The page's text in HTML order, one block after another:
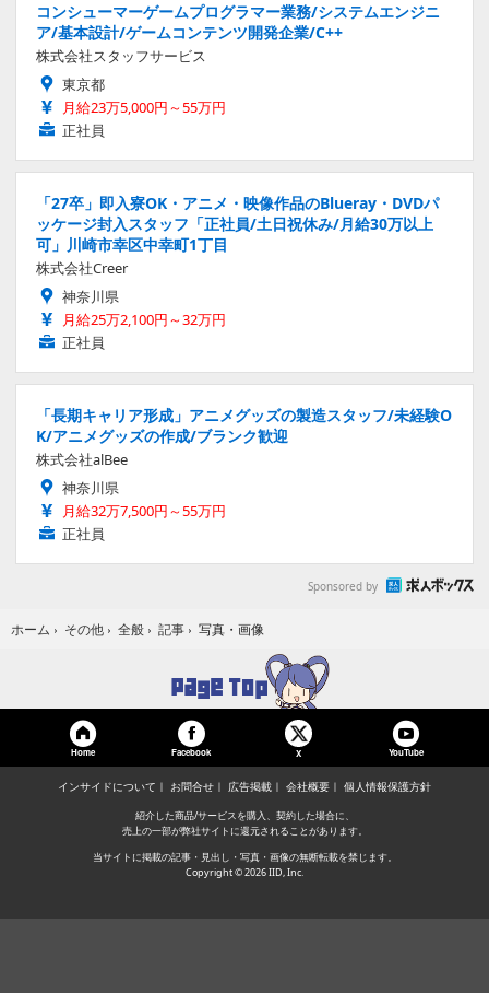
コンシューマーゲームプログラマー業務/システムエンジニ
ア/基本設計/ゲームコンテンツ開発企業/C++
株式会社スタッフサービス
東京都
月給23万5,000円～55万円
正社員
「27卒」即入寮OK・アニメ・映像作品のBlueray・DVDパ
ッケージ封入スタッフ「正社員/土日祝休み/月給30万以上
可」川崎市幸区中幸町1丁目
株式会社Creer
神奈川県
月給25万2,100円～32万円
正社員
「長期キャリア形成」アニメグッズの製造スタッフ/未経験O
K/アニメグッズの作成/ブランク歓迎
株式会社alBee
神奈川県
月給32万7,500円～55万円
正社員
Sponsored by
ホーム › その他 › 全般 › 記事 › 写真・画像
Home Facebook X YouTube
インサイドについて お問合せ 広告掲載 会社概要 個人情報保護方針
紹介した商品/サービスを購入、契約した場合に、
売上の一部が弊社サイトに還元されることがあります。
当サイトに掲載の記事・見出し・写真・画像の無断転載を禁じます。
Copyright © 2026 IID, Inc.